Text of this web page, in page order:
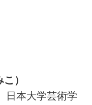
）
日本大学芸術学